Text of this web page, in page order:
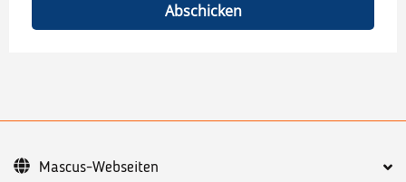
Abschicken
Mascus-Webseiten